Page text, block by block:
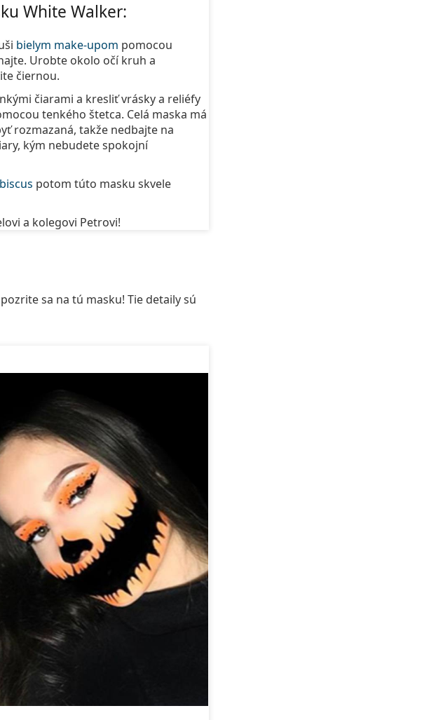
White Walker:
bielym make-upom pomocou
Urobte okolo očí kruh a
čiernou.
čiarami a kresliť vrásky a reliéfy
tenkého štetca. Celá maska má
rozmazaná, takže nedbajte na
kým nebudete spokojní
potom túto masku skvele
a kolegovi Petrovi!
sa na tú masku! Tie detaily sú